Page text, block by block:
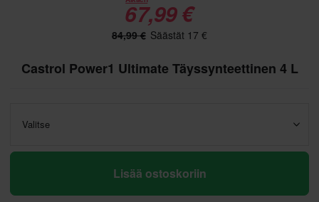
67,99 €
84,99 € Säästät 17 €
Castrol Power1 Ultimate Täyssynteettinen 4 L
Valitse
Lisää ostoskoriin